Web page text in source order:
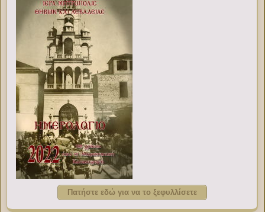
Πατήστε εδώ για να το ξεφυλλίσετε